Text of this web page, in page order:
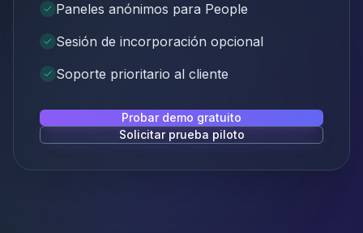
Paneles anónimos para People
Sesión de incorporación opcional
Soporte prioritario al cliente
Probar demo gratuito
Solicitar prueba piloto